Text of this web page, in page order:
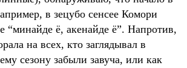
в зецубо сенсее Комори
“минайде ё, акенайде ё”. Напротив,
на всех, кто заглядывал в
сезону забыли завуча, или как